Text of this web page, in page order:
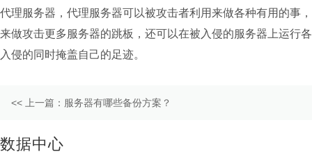
代理服务器，代理服务器可以被攻击者利用来做各种有用的事
来做攻击更多服务器的跳板，还可以在被入侵的服务器上运行
入侵的同时掩盖自己的足迹。
上一篇： 服务器有哪些备份方案？
数据中心